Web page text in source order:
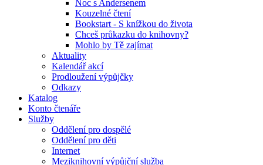
Noc s Andersenem
Kouzelné čtení
Bookstart - S knížkou do života
Chceš průkazku do knihovny?
Mohlo by Tě zajímat
Aktuality
Kalendář akcí
Prodloužení výpůjčky
Odkazy
Katalog
Konto čtenáře
Služby
Oddělení pro dospělé
Oddělení pro děti
Internet
Meziknihovní výpůjční služba